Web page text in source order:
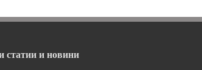
статии и новини